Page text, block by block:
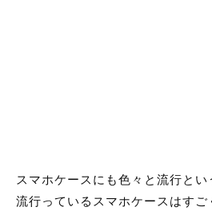
スマホケースにも色々と流行とい
流行っているスマホケースはす